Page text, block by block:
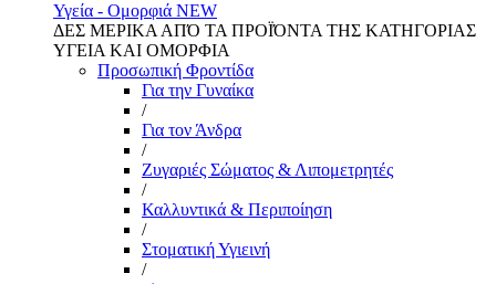
Υγεία - Ομορφιά NEW
ΔΕΣ ΜΕΡΙΚΑ ΑΠΌ ΤΑ ΠΡΟΪΌΝΤΑ ΤΗΣ ΚΑΤΗΓΟΡΙΑΣ
ΥΓΕΙΑ ΚΑΙ ΟΜΟΡΦΙΑ
Προσωπική Φροντίδα
Για την Γυναίκα
/
Για τον Άνδρα
/
Ζυγαριές Σώματος & Λιπομετρητές
/
Καλλυντικά & Περιποίηση
/
Στοματική Υγιεινή
/